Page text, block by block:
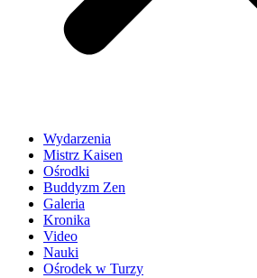
Wydarzenia
Mistrz Kaisen
Ośrodki
Buddyzm Zen
Galeria
Kronika
Video
Nauki
Ośrodek w Turzy